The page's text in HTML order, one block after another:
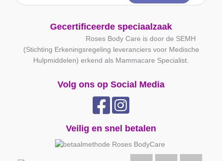
Gecertificeerde speciaalzaak
Roses Body Care is door de SEMH
(Stichting Erkeningsregeling leveranciers voor Medische
Hulpmiddelen) erkend als Mammacare Specialist.
Volg ons op Social Media
Veilig en snel betalen